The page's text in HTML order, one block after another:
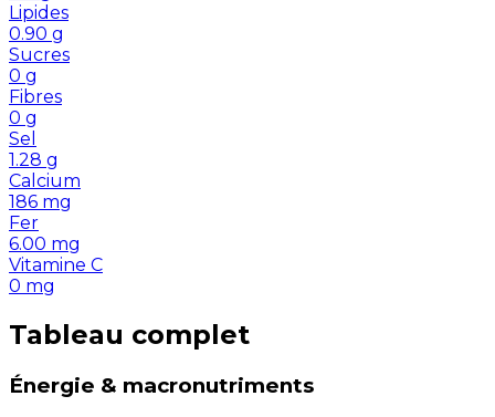
Lipides
0.90 g
Sucres
0 g
Fibres
0 g
Sel
1.28 g
Calcium
186 mg
Fer
6.00 mg
Vitamine C
0 mg
Tableau complet
Énergie & macronutriments